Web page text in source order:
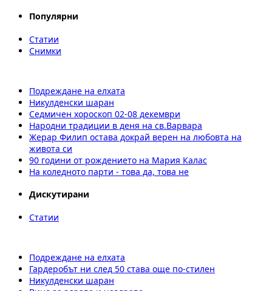
Популярни
Статии
Снимки
Подреждане на елхата
Никулденски шаран
Седмичен хороскоп 02-08 декември
Народни традиции в деня на св.Варвара
Жерар Филип остава докрай верен на любовта на
живота си
90 години от рождението на Мария Калас
На коледното парти - това да, това не
Дискутирани
Статии
Подреждане на елхата
Гардеробът ни след 50 става още по-стилен
Никулденски шаран